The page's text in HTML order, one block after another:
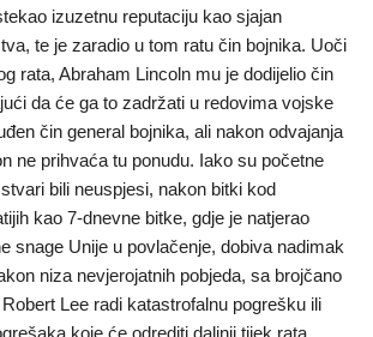
izuzetnu reputaciju kao sjajan
te je zaradio u tom ratu čin bojnika. Uoči
rata, Abraham Lincoln mu je dodijelio čin
da će ga to zadržati u redovima vojske
čin general bojnika, ali nakon odvajanja
ne prihvaća tu ponudu. Iako su početne
bili neuspjesi, nakon bitki kod
kao 7-dnevne bitke, gdje je natjerao
snage Unije u povlačenje, dobiva nadimak
niza nevjerojatnih pobjeda, sa brojčano
Lee radi katastrofalnu pogrešku ili